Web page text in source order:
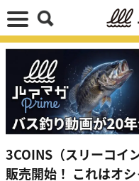
3COINS（スリーコイ
販売開始！ これはオ